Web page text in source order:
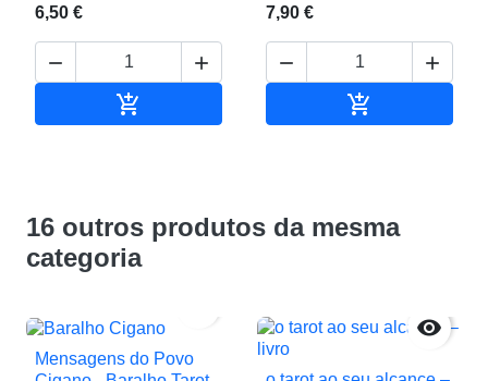
6,50 €
 

7,90 €
 

16 outros produtos da mesma
categoria
Mensagens do Povo
